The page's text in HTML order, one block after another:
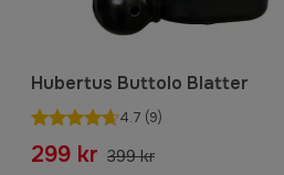
Hubertus Buttolo Blatter
4.7 (9)
299 kr 399 kr